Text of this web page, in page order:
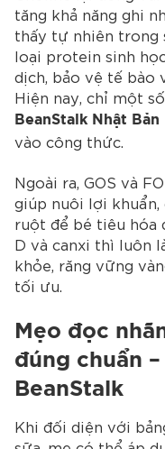
tăng khả năng ghi
thấy tự nhiên trong
loại protein sinh
dịch, bảo vệ tế bào
Hiện nay, chỉ một
BeanStalk Nhật Bản
vào công thức.
Ngoài ra, GOS và
giúp nuôi lợi khuẩn,
ruột để bé tiêu hóa
D và canxi thì luôn
khỏe, răng vững
tối ưu.
Mẹo đọc
đúng chuẩn
BeanStalk
Khi đối diện với